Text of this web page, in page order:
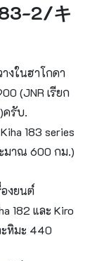
2/キ
งในฮาโกดา
(JNR เรียก
ครับ.
183 series
มาณ 600 กม.)
องยนต์
182 และ Kiro
หิมะ 440